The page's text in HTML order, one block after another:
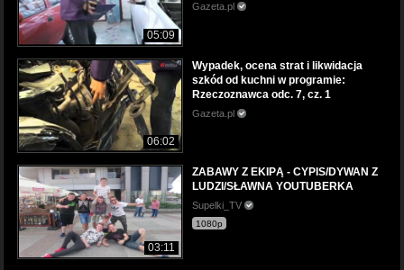
05:09
Gazeta.pl
06:02
Wypadek, ocena strat i likwidacja
szkód od kuchni w programie:
Rzeczoznawca odc. 7, cz. 1
Gazeta.pl
03:11
ZABAWY Z EKIPĄ - CYPIS/DYWAN Z
LUDZI/SŁAWNA YOUTUBERKA
Supelki_TV
1080p